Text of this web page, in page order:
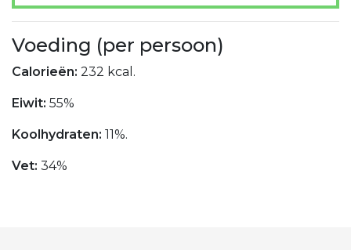
Voeding (per persoon)
Calorieën: 232 kcal.
Eiwit: 55%
Koolhydraten: 11%.
Vet: 34%